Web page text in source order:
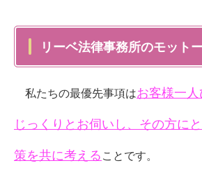
リーベ法律事務所のモットー
私たちの最優先事項はお客様一
じっくりとお伺いし、その方に
策を共に考える ことです。